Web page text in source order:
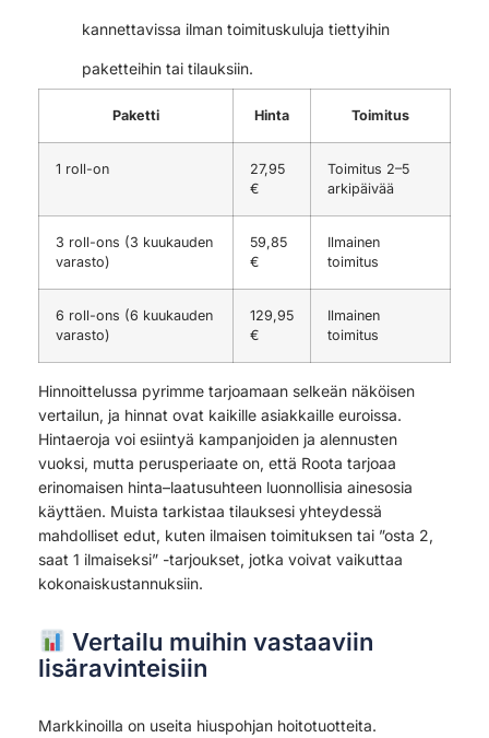
kannettavissa ilman toimituskuluja tiettyihin
paketteihin tai tilauksiin.
Paketti Hinta Toimitus
1 roll-on
27,95
€
Toimitus 2–5
arkipäivää
3 roll-ons (3 kuukauden
varasto)
59,85
€
Ilmainen
toimitus
6 roll-ons (6 kuukauden
varasto)
129,95
€
Ilmainen
toimitus
Hinnoittelussa pyrimme tarjoamaan selkeän näköisen
vertailun, ja hinnat ovat kaikille asiakkaille euroissa.
Hintaeroja voi esiintyä kampanjoiden ja alennusten
vuoksi, mutta perusperiaate on, että Roota tarjoaa
erinomaisen hinta–laatusuhteen luonnollisia ainesosia
käyttäen. Muista tarkistaa tilauksesi yhteydessä
mahdolliset edut, kuten ilmaisen toimituksen tai ”osta 2,
saat 1 ilmaiseksi” -tarjoukset, jotka voivat vaikuttaa
kokonaiskustannuksiin.
Vertailu muihin vastaaviin
lisäravinteisiin
Markkinoilla on useita hiuspohjan hoitotuotteita.